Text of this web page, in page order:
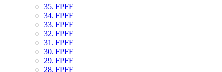
35. FPFF
34. FPFF
33. FPFF
32. FPFF
31. FPFF
30. FPFF
29. FPFF
28. FPFF